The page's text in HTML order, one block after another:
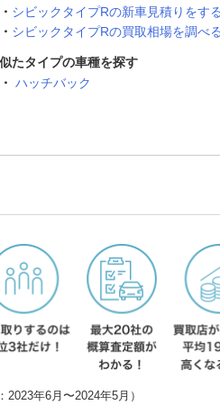
シビックタイプRの新車見積りをする
シビックタイプRの買取相場を調べる
似たタイプの車種を探す
ハッチバック
年6月〜2024年5月）